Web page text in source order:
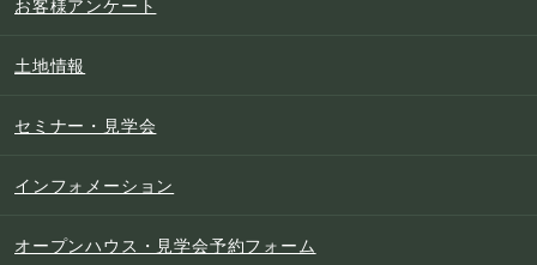
お客様アンケート
土地情報
セミナー・見学会
インフォメーション
オープンハウス・見学会予約フォーム